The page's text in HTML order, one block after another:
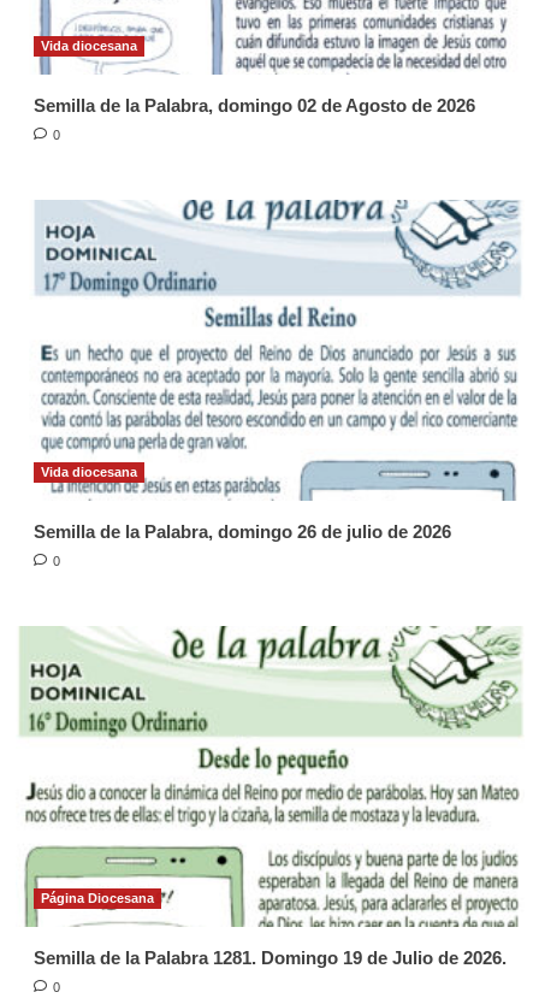
Vida diocesana
Semilla de la Palabra, domingo 02 de Agosto de 2026
0
Vida diocesana
Semilla de la Palabra, domingo 26 de julio de 2026
0
Página Diocesana
Semilla de la Palabra 1281. Domingo 19 de Julio de 2026.
0